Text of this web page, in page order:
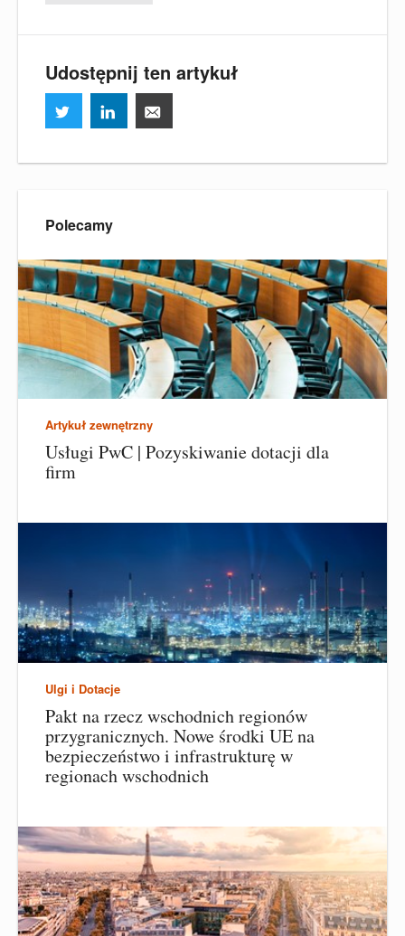
Udostępnij ten artykuł
Polecamy
Artykuł zewnętrzny
Usługi PwC | Pozyskiwanie dotacji dla
firm
Ulgi i Dotacje
Pakt na rzecz wschodnich regionów
przygranicznych. Nowe środki UE na
bezpieczeństwo i infrastrukturę w
regionach wschodnich